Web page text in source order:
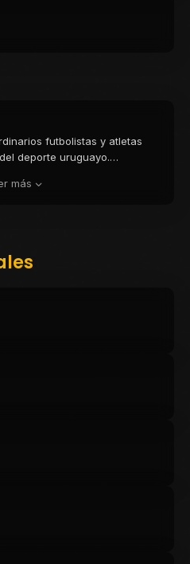
futbolistas y atletas
deporte uruguayo.
con John Harley y
y mejor jugador de la
desarrolló una
la admiración en
poema Polirritmo
más